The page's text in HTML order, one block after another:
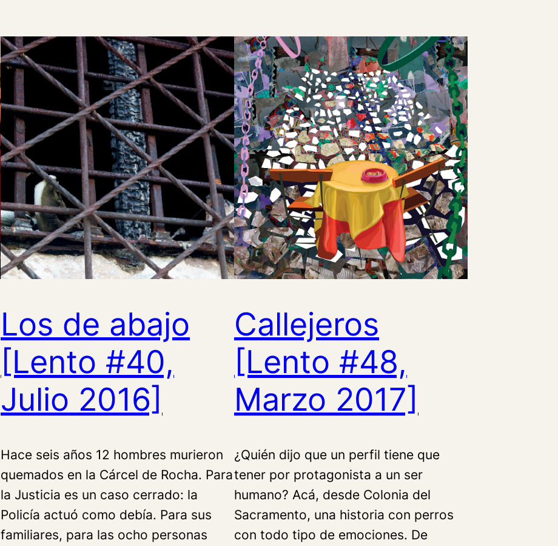
Los de abajo
[Lento #40,
Julio 2016]
Hace seis años 12 hombres murieron
quemados en la Cárcel de Rocha. Para
la Justicia es un caso cerrado: la
Policía actuó como debía. Para sus
familiares, para las ocho personas
Callejeros
[Lento #48,
Marzo 2017]
¿Quién dijo que un perfil tiene que
tener por protagonista a un ser
humano? Acá, desde Colonia del
Sacramento, una historia con perros
con todo tipo de emociones. De